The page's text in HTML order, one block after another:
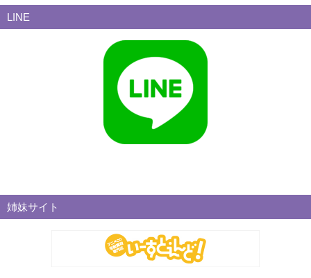
LINE
姉妹サイト